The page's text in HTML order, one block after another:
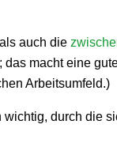
als auch die
macht eine
Arbeitsumfeld.)
durch die